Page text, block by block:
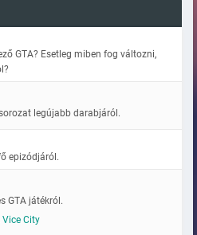
GTA? Esetleg miben fog változni,
legújabb darabjáról.
epizódjáról.
GTA játékról.
Vice City